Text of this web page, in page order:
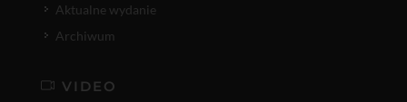
Aktualne wydanie
Archiwum
VIDEO